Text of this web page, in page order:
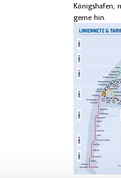
Königshafen,
gerne hin.